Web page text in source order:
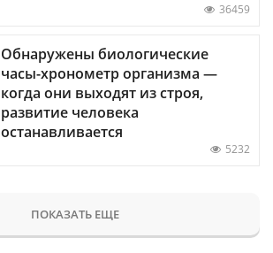
36459
Обнаружены биологические
часы-хронометр организма —
когда они выходят из строя,
развитие человека
останавливается
5232
ПОКАЗАТЬ ЕЩЕ